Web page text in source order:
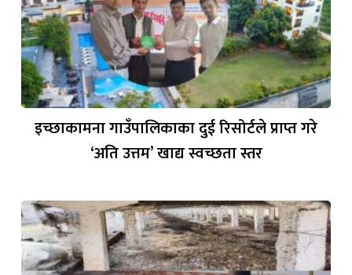
इच्छाकामना गाउँपालिकाका दुई रिसोर्टले प्राप्त गरे
‘अति उत्तम’ खाद्य स्वच्छता स्तर